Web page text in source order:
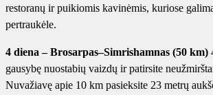
restoranų ir puikiomis kavinėmis, kuriose
pertraukėle.
4 diena – Brosarpas–Simrishamnas (50 km)
gausybę nuostabių vaizdų ir patirsite
Nuvažiavę apie 10 km pasieksite 23 metrų